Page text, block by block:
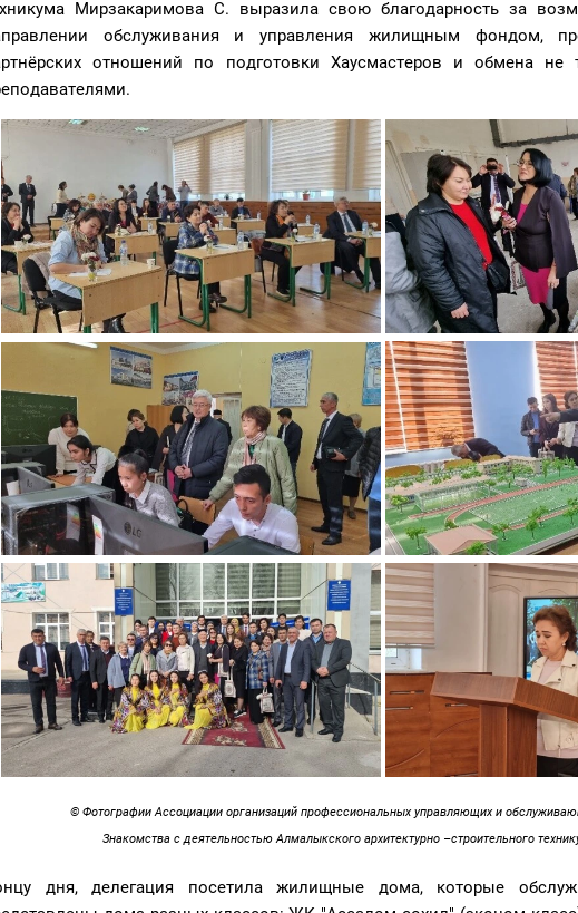
Мирзакаримова С. выразила свою благодарность за
обслуживания и управления жилищным фондом,
отношений по подготовки Хаусмастеров и обмена не
© Фотографии Ассоциации организаций профессиональных управляющих и
Знакомства с деятельностью Алмалыкского архитектурно –строительного
дня, делегация посетила жилищные дома, которые